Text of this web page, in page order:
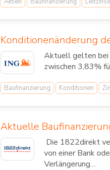
Konditionenänderung
Aktuell gelten bei
zwischen 3,83%
Baufinanzierung Konditionen
Aktuelle
Die 1822direkt
von einer Bank
Verlängerung…